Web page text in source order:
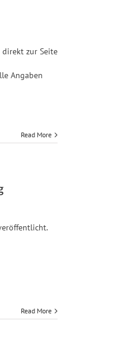
zur Seite
Angaben
Read More
Read More